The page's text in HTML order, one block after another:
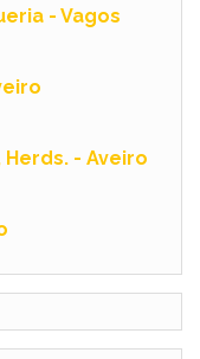
- Vagos
o
- Aveiro